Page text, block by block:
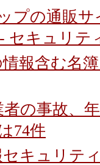
プの通販
セキュリテ
情報含む名
の事故、
74件
セキュリテ